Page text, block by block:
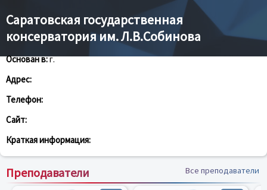
Саратовская государственная
консерватория им. Л.В.Собинова
Основан в:г.
Адрес:
Телефон:
Сайт:
Краткая информация:
Преподаватели Все преподаватели